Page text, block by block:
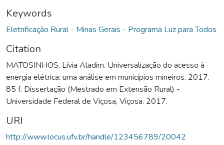
Keywords
Eletrificação Rural - Minas Gerais - Programa Luz para Todos
Citation
MATOSINHOS, Lívia Aladim. Universalização do acesso à
energia elétrica: uma análise em municípios mineiros. 2017.
85 f. Dissertação (Mestrado em Extensão Rural) -
Universidade Federal de Viçosa, Viçosa. 2017.
URI
http://www.locus.ufv.br/handle/123456789/20042